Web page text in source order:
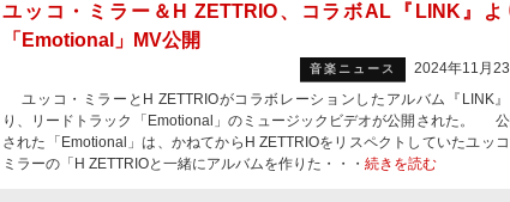
ユッコ・ミラー＆H ZETTRIO、コラボAL『LINK』よ
「Emotional」MV公開
音楽ニュース
2024年11月23
ユッコ・ミラーとH ZETTRIOがコラボレーションしたアルバム『LINK』
り、リードトラック「Emotional」のミュージックビデオが公開された。 公
された「Emotional」は、かねてからH ZETTRIOをリスペクトしていたユッコ
ミラーの「H ZETTRIOと一緒にアルバムを作りた・・・ 続きを読む